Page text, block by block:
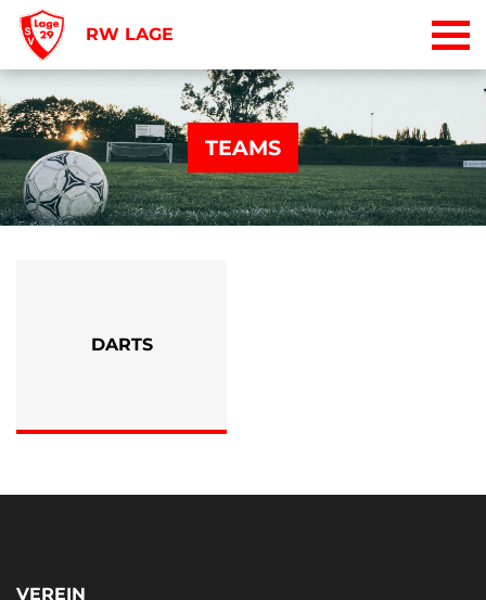
RW LAGE
TEAMS
DARTS
VEREIN